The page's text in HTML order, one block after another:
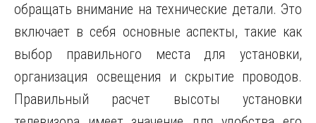
обращать внимание на технические детали. Это
включает в себя основные аспекты, такие как
выбор правильного места для установки,
организация освещения и скрытие проводов.
Правильный расчет высоты установки